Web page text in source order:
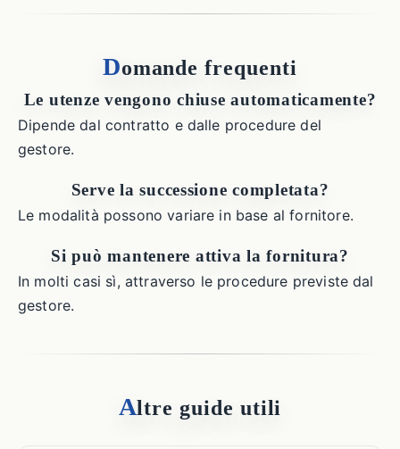
Domande frequenti
Le utenze vengono chiuse automaticamente?
Dipende dal contratto e dalle procedure del
gestore.
Serve la successione completata?
Le modalità possono variare in base al fornitore.
Si può mantenere attiva la fornitura?
In molti casi sì, attraverso le procedure previste dal
gestore.
Altre guide utili